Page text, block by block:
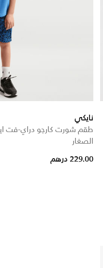
نايكي
طقم شورت كارجو دراي-فت
الصغار
229.00 درهم